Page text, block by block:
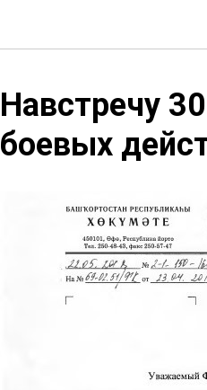
Навстречу
боевых